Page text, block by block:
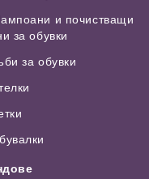
и почистващи
за обувки
за обувки